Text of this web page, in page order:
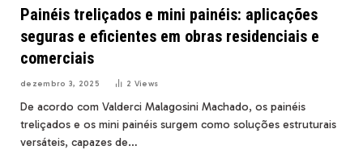
Painéis treliçados e mini painéis: aplicações
seguras e eficientes em obras residenciais e
comerciais
dezembro 3, 2025 2 Views
De acordo com Valderci Malagosini Machado, os painéis
treliçados e os mini painéis surgem como soluções estruturais
versáteis, capazes de…